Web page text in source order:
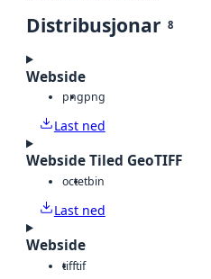
Distribusjonar 8
Webside
pngpng
Last ned
Webside Tiled GeoTIFF
octetbin
Last ned
Webside
tifftif